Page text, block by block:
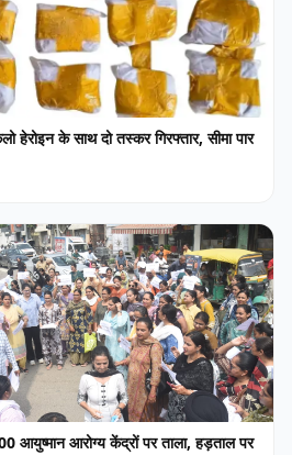
के साथ दो तस्कर गिरफ्तार, सीमा पार
आरोग्य केंद्रों पर ताला, हड़ताल पर